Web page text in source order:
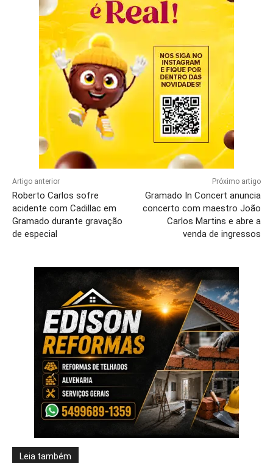
Artigo anterior
Roberto Carlos sofre
acidente com Cadillac em
Gramado durante gravação
de especial
Próximo artigo
Gramado In Concert anuncia
concerto com maestro João
Carlos Martins e abre a
venda de ingressos
Leia também